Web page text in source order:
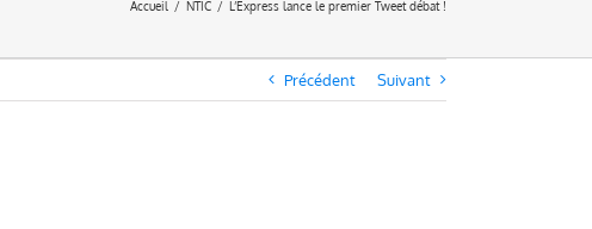
Accueil NTIC L’Express lance le premier Tweet débat !
Précédent Suivant